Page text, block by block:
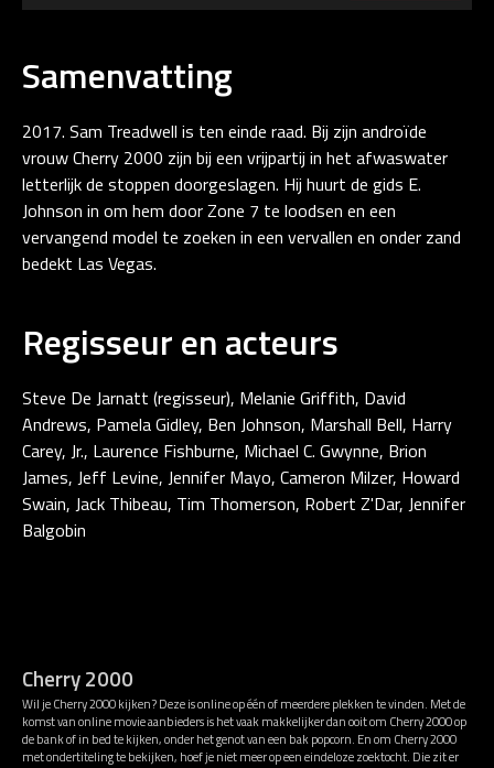
Samenvatting
2017. Sam Treadwell is ten einde raad. Bij zijn androïde
vrouw Cherry 2000 zijn bij een vrijpartij in het afwaswater
letterlijk de stoppen doorgeslagen. Hij huurt de gids E.
Johnson in om hem door Zone 7 te loodsen en een
vervangend model te zoeken in een vervallen en onder zand
bedekt Las Vegas.
Regisseur en acteurs
Steve De Jarnatt (regisseur), Melanie Griffith, David
Andrews, Pamela Gidley, Ben Johnson, Marshall Bell, Harry
Carey, Jr., Laurence Fishburne, Michael C. Gwynne, Brion
James, Jeff Levine, Jennifer Mayo, Cameron Milzer, Howard
Swain, Jack Thibeau, Tim Thomerson, Robert Z'Dar, Jennifer
Balgobin
Cherry 2000
Wil je Cherry 2000 kijken? Deze is online op één of meerdere plekken te vinden. Met de
komst van online movie aanbieders is het vaak makkelijker dan ooit om Cherry 2000 op
de bank of in bed te kijken, onder het genot van een bak popcorn. En om Cherry 2000
met ondertiteling te bekijken, hoef je niet meer op een eindeloze zoektocht. Die zit er